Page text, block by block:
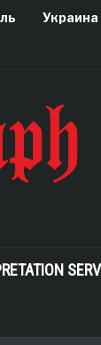
Украина